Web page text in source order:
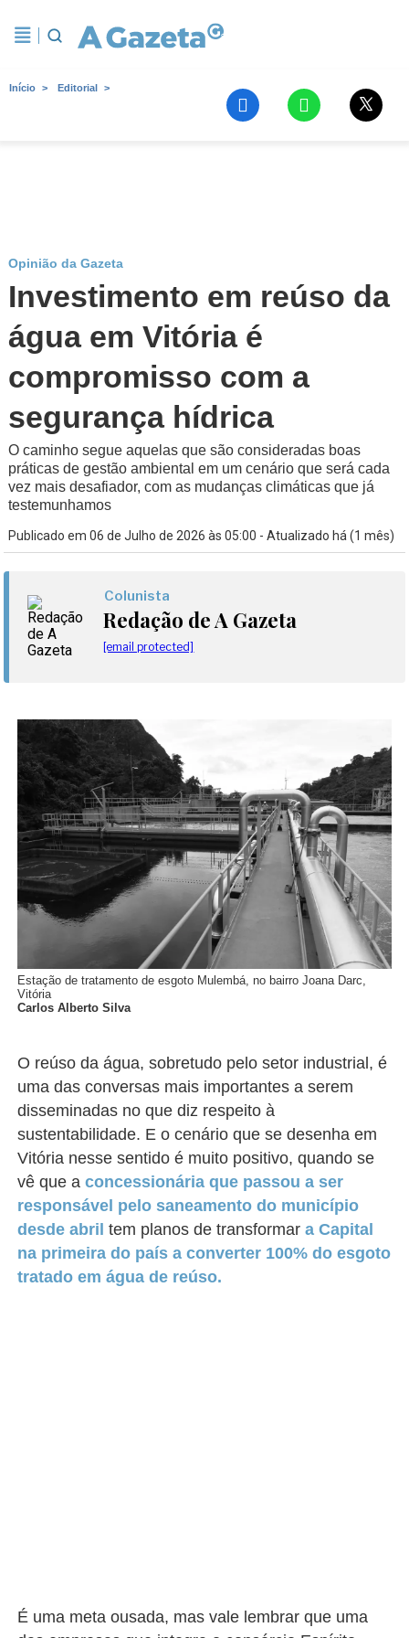
Início Editorial
Opinião da Gazeta
Investimento em reúso da
água em Vitória é
compromisso com a
segurança hídrica
O caminho segue aquelas que são consideradas boas
práticas de gestão ambiental em um cenário que será cada
vez mais desafiador, com as mudanças climáticas que já
testemunhamos
Publicado em 06 de Julho de 2026 às 05:00 - Atualizado há (1 mês)
Colunista
Redação de A Gazeta
[email protected]
Estação de tratamento de esgoto Mulembá, no bairro Joana Darc,
Vitória
Carlos Alberto Silva
O reúso da água, sobretudo pelo setor industrial, é
uma das conversas mais importantes a serem
disseminadas no que diz respeito à
sustentabilidade. E o cenário que se desenha em
Vitória nesse sentido é muito positivo, quando se
vê que aconcessionária que passou a ser
responsável pelo saneamento do município
desde abril tem planos detransformar a Capital
na primeira do país a converter 100% do esgoto
tratado em água de reúso.
É uma meta ousada, mas vale lembrar que uma